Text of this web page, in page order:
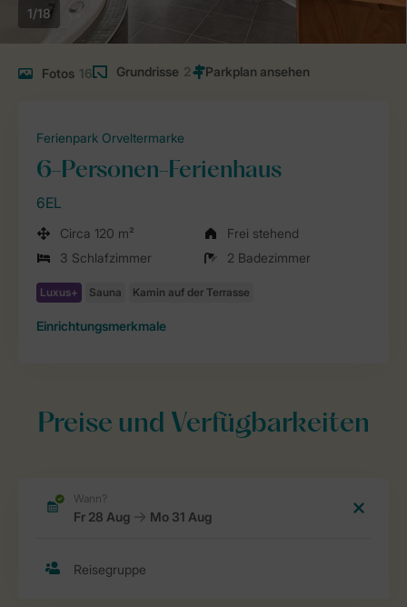
1/18
Fotos 16 Grundrisse 2
Ferienpark Orveltermarke
6-Personen-Ferienhaus
6EL
Circa 120 m²
Frei stehend
3 Schlafzimmer
2 Badezimmer
Einrichtungsmerkmale
Preise und Verfügbarkeiten